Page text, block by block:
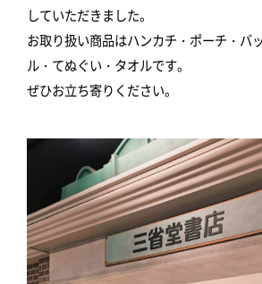
していただきました。
お取り扱い商品はハンカチ・ポーチ・バ
ル・てぬぐい・タオルです。
ぜひお立ち寄りください。